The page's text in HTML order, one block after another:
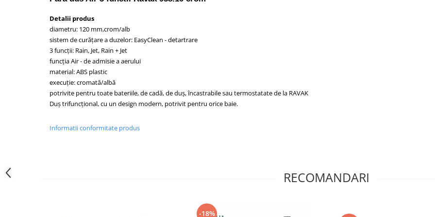
Lavoare freestanding
Lavoare pe blat
Lavoare sub blat
Lavoare pe mobilier
Lavoare incastrabile
Lavoare suspendate,semipiedestal
Bideuri suspendate
Vase WC suspendate
Detalii produs
diametru: 120 mm,crom/alb
sistem de curățare a duzelor: EasyClean - detartrare
3 funcții: Rain, Jet, Rain + Jet
funcția Air - de admisie a aerului
material: ABS plastic
execuție: cromată/albă
potrivite pentru toate bateriile, de cadă, de duș, încastrabile sau termostatate de la RAVAK
Duș trifuncțional, cu un design modern, potrivit pentru orice baie.
Informatii conformitate produs
RECOMANDARI
-18%